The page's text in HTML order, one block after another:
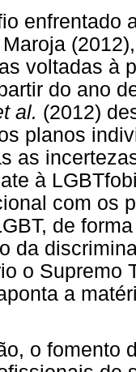
enfrentado
voltadas à
do ano
al. (2012)
planos
as
à
com os
de
da
o Supremo
a
o fomento